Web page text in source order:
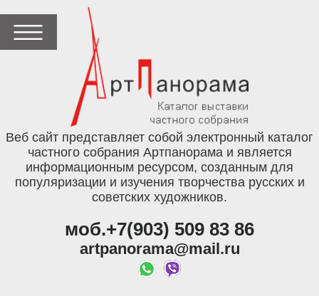
Веб сайт представляет собой электронный каталог
частного собрания Артпанорама и является
информационным ресурсом, созданным для
популяризации и изучения творчества русских и
советских художников.
моб.+7(903) 509 83 86
artpanorama@mail.ru